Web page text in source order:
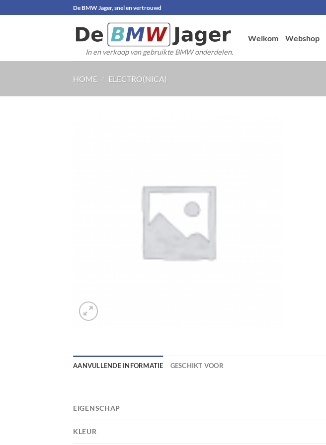
naar
De BMW Jager, snel en vertrouwd
In en verkoop van gebruikte BMW onderdelen.
Welkom Webshop
HOME / ELECTRO(NICA)
AANVULLENDE INFORMATIE GESCHIKT VOOR
EIGENSCHAP
KLEUR